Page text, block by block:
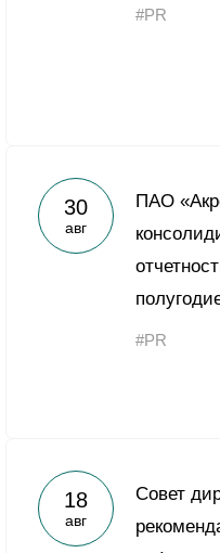
#PR
30
авг
ПАО
#PR
18
авг
Совет